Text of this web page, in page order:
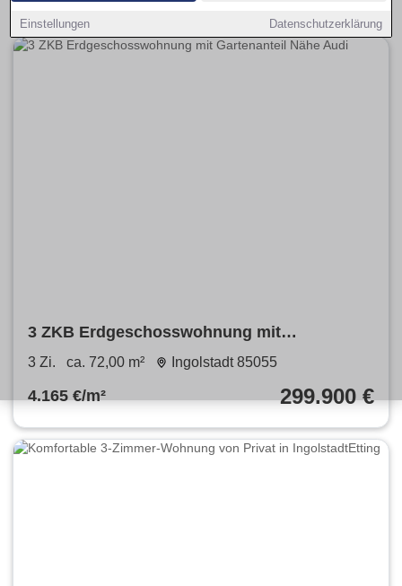
Einstellungen Datenschutzerklärung
3 ZKB Erdgeschosswohnung mit
Gartenanteil Nähe Audi
3 Zi. ca. 72,00 m² Ingolstadt 85055
4.165 €/m² 299.900 €